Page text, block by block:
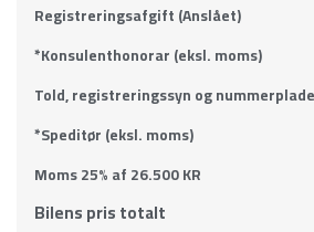
Registreringsafgift (Anslået)
*Konsulenthonorar (eksl. moms)
Told, registreringssyn og
*Speditør (eksl. moms)
Moms 25% af 26.500 KR
Bilens pris totalt